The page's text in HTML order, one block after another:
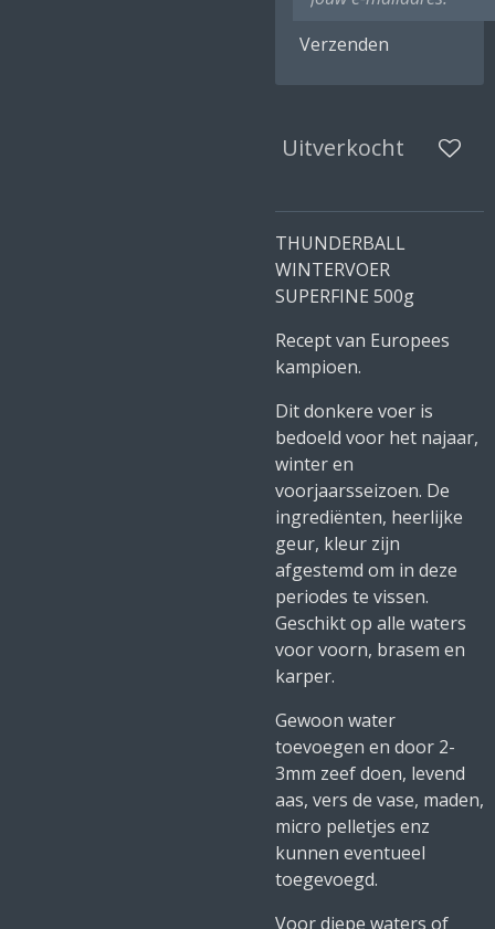
Verzenden
Uitverkocht
THUNDERBALL
WINTERVOER
SUPERFINE 500g
Recept van Europees
kampioen.
Dit donkere voer is
bedoeld voor het najaar,
winter en
voorjaarsseizoen. De
ingrediënten, heerlijke
geur, kleur zijn
afgestemd om in deze
periodes te vissen.
Geschikt op alle waters
voor voorn, brasem en
karper.
Gewoon water
toevoegen en door 2-
3mm zeef doen, levend
aas, vers de vase, maden,
micro pelletjes enz
kunnen eventueel
toegevoegd.
Voor diepe waters of